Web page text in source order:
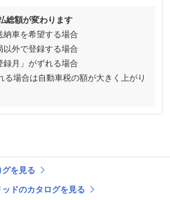
総額が変わります
納車を希望する場合
外で登録する場合
月」がずれる場合
る場合は自動車税の額が大きく上がり
グを見る
ドのカタログを見る